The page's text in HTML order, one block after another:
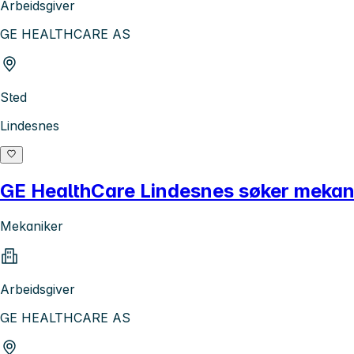
Arbeidsgiver
GE HEALTHCARE AS
Sted
Lindesnes
GE HealthCare Lindesnes søker
Mekaniker
Arbeidsgiver
GE HEALTHCARE AS